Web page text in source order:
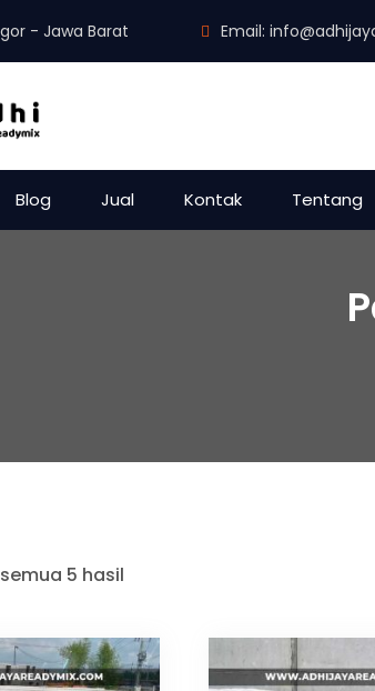
- Jawa Barat Email:
Blog Jual Kontak Tentang
5 hasil